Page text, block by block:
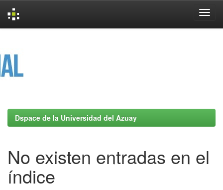
Dspace de la Universidad del Azuay
No existen entradas en el
índice